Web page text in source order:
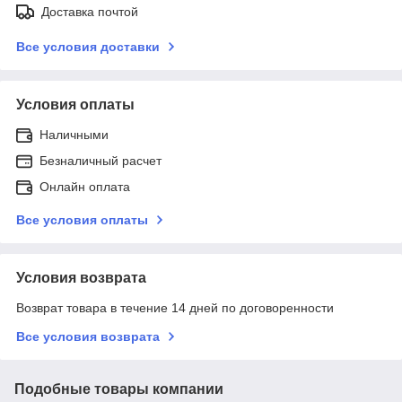
Доставка почтой
Все условия доставки
Условия оплаты
Наличными
Безналичный расчет
Онлайн оплата
Все условия оплаты
Условия возврата
Возврат товара в течение 14 дней по договоренности
Все условия возврата
Подобные товары компании